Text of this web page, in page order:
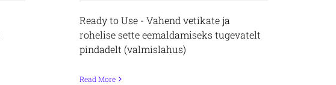
Ready to Use - Vahend vetikate ja
rohelise sette eemaldamiseks tugevatelt
pindadelt (valmislahus)
Read More